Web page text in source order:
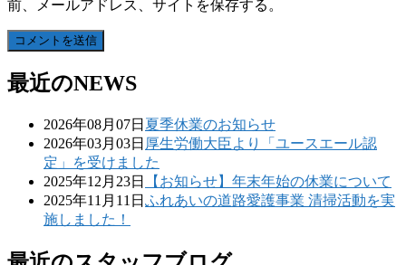
前、メールアドレス、サイトを保存する。
最近のNEWS
2026年08月07日 夏季休業のお知らせ
2026年03月03日 厚生労働大臣より「ユースエール認
定」を受けました
2025年12月23日
【お知らせ】年末年始の休業について
2025年11月11日 ふれあいの道路愛護事業 清掃活動を実
施しました！